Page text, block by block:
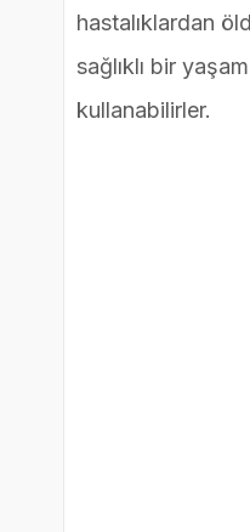
hastalıklardan
sağlıklı bir
kullanabilirler.